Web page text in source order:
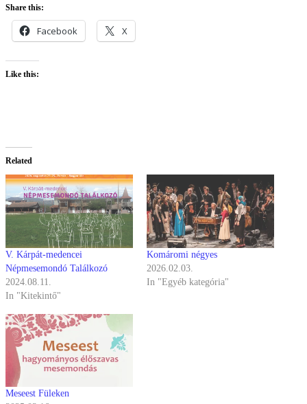
Share this:
Facebook X
Like this:
Related
V. Kárpát-medencei
Népmesemondó Találkozó
2024.08.11.
In "Kitekintő"
Komáromi négyes
2026.02.03.
In "Egyéb kategória"
Meseest Füleken